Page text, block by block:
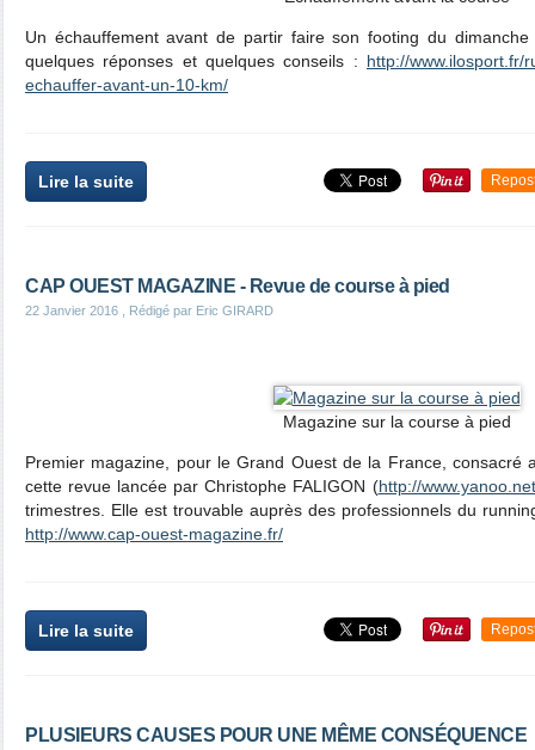
Un échauffement avant de partir faire son footing du
quelques réponses et quelques conseils : http://www.ilosport.fr/
echauffer-avant-un-10-km/
Lire la suite
CAP OUEST MAGAZINE - Revue de course à pied
22 Janvier 2016 , Rédigé par Eric GIRARD
Magazine sur la course à pied
Premier magazine, pour le Grand Ouest de la France, consacré
cette revue lancée par Christophe FALIGON (http://
trimestres. Elle est trouvable auprès des professionnels du
http://www.cap-ouest-magazine.fr/
Lire la suite
PLUSIEURS CAUSES POUR UNE MÊME CONSÉQUENCE